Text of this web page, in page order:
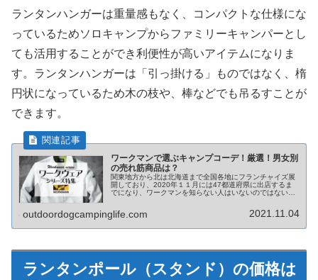
ランタンハンガーは重量感もなく、コンパクトな仕様にな
っているためソロキャンプからファミリーキャンパーとし
ても活用することができ利便性が高いアイテムになりま
す。ランタンハンガーは「引っ掛ける」ものではなく、楕
円状になっているため木の枝や、棒などでも吊るすことが
できます。
ワークマンで選ぶキャンプコーデ！厳選！男女別
の売れ筋商品は？
関東地方から北は北海道まで全国各地にフランチャイズ展
開しており、2020年１１月には47都道府県に出店するま
でになり、ワークマンを知らない人はいないのではないで
す
outdoordogcampinglife.com 2021.11.04
ランタンポール（スタンド）の価格は